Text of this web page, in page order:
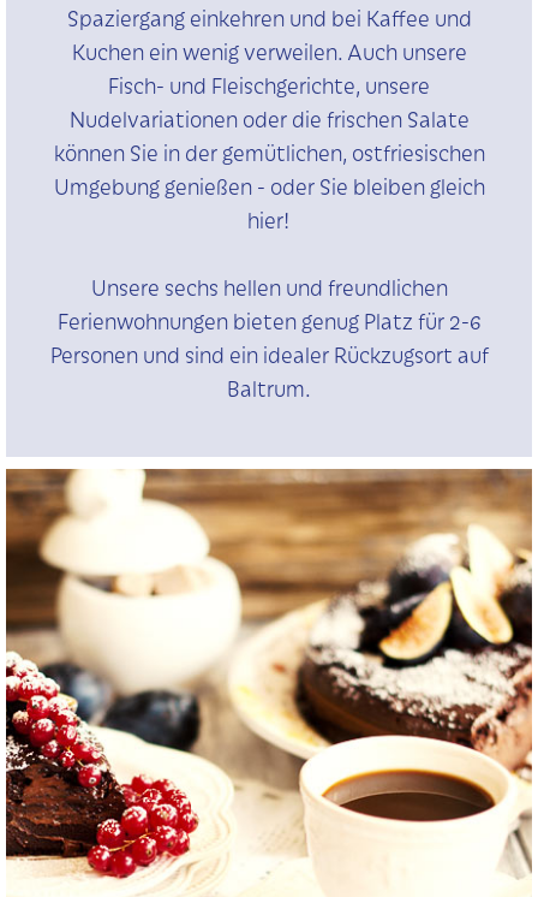
Spaziergang einkehren und bei Kaffee und
Kuchen ein wenig verweilen. Auch unsere
Fisch- und Fleischgerichte, unsere
Nudelvariationen oder die frischen Salate
können Sie in der gemütlichen, ostfriesischen
Umgebung genießen - oder Sie bleiben gleich
hier!
Unsere sechs hellen und freundlichen
Ferienwohnungen bieten genug Platz für 2-6
Personen und sind ein idealer Rückzugsort auf
Baltrum.